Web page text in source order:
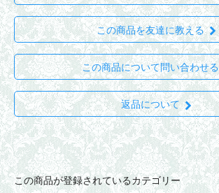
この商品を友達に教える
この商品について問い合わせる
返品について
この商品が登録されているカテゴリー